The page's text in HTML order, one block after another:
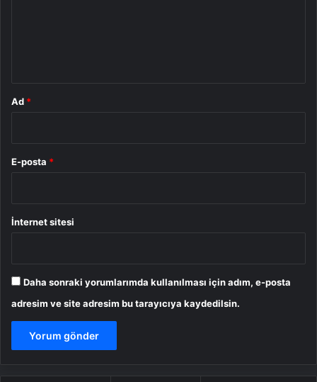
Ad *
E-posta *
İnternet sitesi
Daha sonraki yorumlarımda kullanılması için adım, e-posta
adresim ve site adresim bu tarayıcıya kaydedilsin.